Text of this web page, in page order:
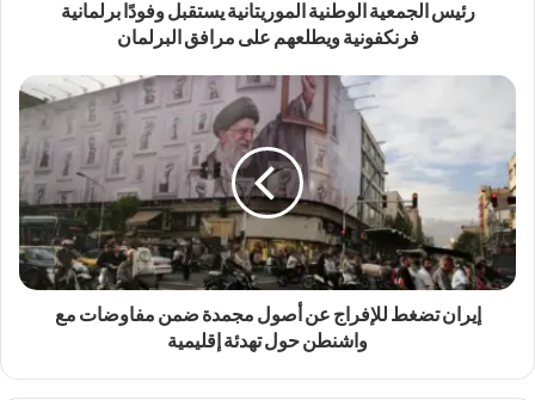
رئيس الجمعية الوطنية الموريتانية يستقبل وفودًا برلمانية
فرنكفونية ويطلعهم على مرافق البرلمان
إيران تضغط للإفراج عن أصول مجمدة ضمن مفاوضات مع
واشنطن حول تهدئة إقليمية